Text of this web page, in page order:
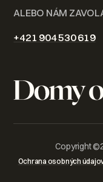
ALEBO NÁM
+421 904 530 619
Copyright ©
Ochrana osobných